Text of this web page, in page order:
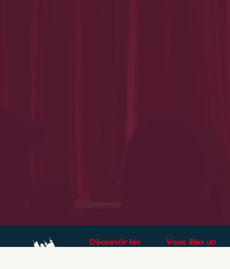
Découvrir les
Vous êtes un